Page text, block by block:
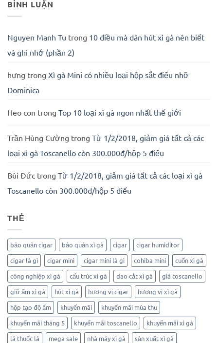
BÌNH LUẬN
Nguyen Manh Tu trong 10 điều mà dân hút xì gà nên biết
và ghi nhớ (phần 2)
hưng trong Xì gà Mini có nhiều loại hộp sắt điếu nhỡ
Dominica
Heo con trong Top 10 loại xì gà ngon nhất thế giới
Trần Hùng Cường trong Từ 1/2/2018, giảm giá tất cả các
loại xì gà Toscanello còn 300.000đ/hộp 5 điếu
Bùi Đức trong Từ 1/2/2018, giảm giá tất cả các loại xì gà
Toscanello còn 300.000đ/hộp 5 điếu
THẺ
bảo quản cigar bảo quản xì gà cigar
cigar humiditor
cigar là gì
cigar mini cigar mini là gì cohiba mini
cuốn xì gà
công nghiệp xì gà
cấu trúc xì gà dao cắt xì gà
giá toscanello
giữ ẩm xì gà
hút xì gà hương vị cigar
hương vị xì gà
hộp tạo độ ẩm
khuyến mãi
khuyến mãi mùa thu
khuyến mãi tháng 5
khuyến mãi toscanello
khuyến mãi xì gà
lá thuốc lá
mega sale nhà máy xì gà
sản xuất xì gà